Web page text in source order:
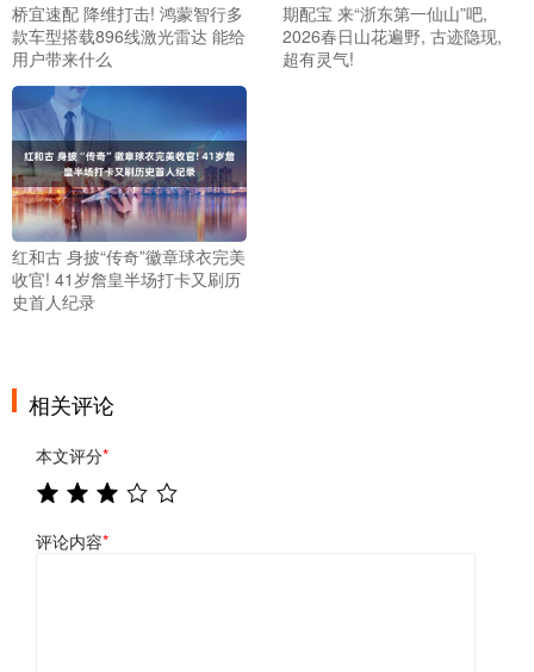
桥宜速配 降维打击! 鸿蒙智行多
款车型搭载896线激光雷达 能给
用户带来什么
期配宝 来“浙东第一仙山”吧,
2026春日山花遍野, 古迹隐现,
超有灵气!
红和古 身披“传奇”徽章球衣完美
收官! 41岁詹皇半场打卡又刷历
史首人纪录
相关评论
本文评分*
评论内容*